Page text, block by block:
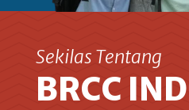
Sekilas Tentang
BRCC